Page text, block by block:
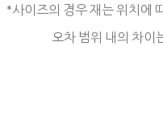
*사이즈의 경우 재는 위치에
오차 범위 내의 차이